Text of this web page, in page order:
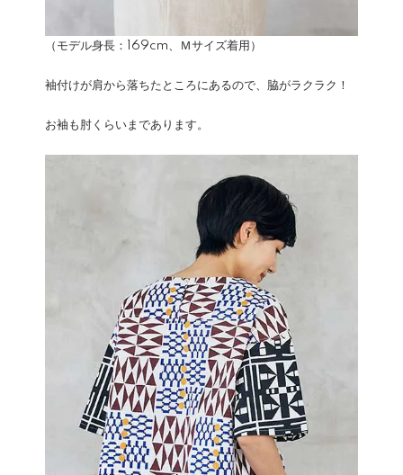
（モデル身長：169cm、Ｍサイズ着用）
袖付けが肩から落ちたところにあるので、脇がラクラク！
お袖も肘くらいまであります。